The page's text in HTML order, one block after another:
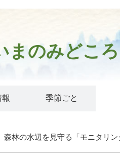
まのみどころ
報 季節ごと
林の水辺を見守る「モニタリン